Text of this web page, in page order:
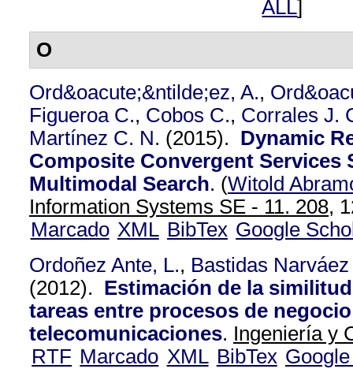
ALL]
O
Ord&oacute;&ntilde;ez, A.,
Figueroa C., Cobos C., Corrales J.
Martínez C. N. (2015). Dynamic
Composite Convergent Services
Multimodal Search. (Witold
Information Systems SE - 11. 208,
Marcado XML BibTex Google
Ordoñez Ante, L., Bastidas Narváez
(2012). Estimación de la
tareas entre procesos de
telecomunicaciones. Ingeniería y
RTF Marcado XML BibTex